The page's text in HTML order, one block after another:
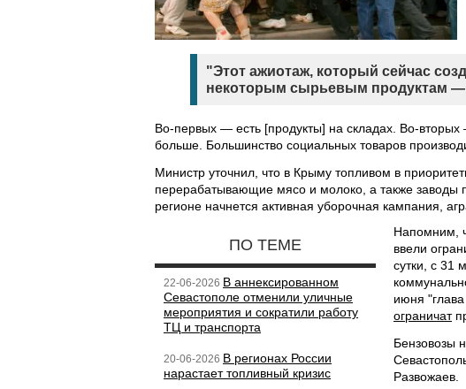
"Этот ажиотаж, который сейчас
некоторым сырьевым продуктам
Во-первых — есть [продукты] на складах. Во-
больше. Большинство социальных товаров
Министр уточнил, что в Крыму топливом в
перерабатывающие мясо и молоко, а также заводы
регионе начнется активная уборочная кампания,
ПО ТЕМЕ
22-06-2026 В аннексированном
Севастополе отменили уличные
мероприятия и сократили работу
ТЦ и транспорта
20-06-2026 В регионах России
нарастает топливный кризис
Напомним,
ввели
сутки, с 31
июня
ограничат
Бензовозы
Развожаев.